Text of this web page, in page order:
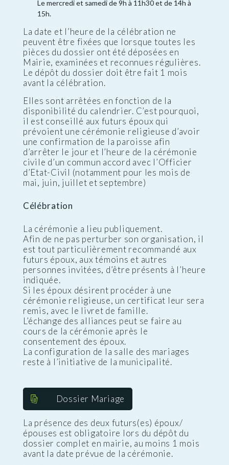
Le mercredi et samedi de 9h à 11h30 et de 14h à
15h.
La date et l’heure de la célébration ne
peuvent être fixées que lorsque toutes les
pièces du dossier ont été déposées en
Mairie, examinées et reconnues régulières.
Le dépôt du dossier doit être fait 1 mois
avant la célébration.
Elles sont arrêtées en fonction de la
disponibilité du calendrier. C’est pourquoi,
il est conseillé aux futurs époux qui
prévoient une cérémonie religieuse d’avoir
une confirmation de la paroisse afin
d’arrêter le jour et l’heure de la cérémonie
civile d’un commun accord avec l’Officier
d’Etat-Civil (notamment pour les mois de
mai, juin, juillet et septembre)
Célébration
La cérémonie a lieu publiquement.
Afin de ne pas perturber son organisation, il
est tout particulièrement recommandé aux
futurs époux, aux témoins et autres
personnes invitées, d’être présents à l’heure
indiquée.
Si les époux désirent procéder à une
cérémonie religieuse, un certificat leur sera
remis, avec le livret de famille.
L’échange des alliances peut se faire au
cours de la cérémonie après le
consentement des époux.
La configuration de la salle des mariages
reste à l’initiative de la municipalité.
Dossier Mariage
La présence des deux futurs(es) époux/
épouses est obligatoire lors du dépôt du
dossier complet en mairie, au moins 1 mois
avant la date prévue de la cérémonie.